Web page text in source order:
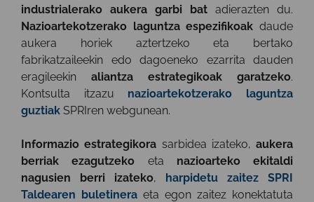
industrialerako aukera garbi bat adierazten du.
Nazioartekotzerako laguntza espezifikoak daude
aukera horiek aztertzeko eta bertako
fabrikatzaileekin edo dagoeneko ezarrita dauden
eragileekin aliantza estrategikoak garatzeko.
Kontsulta itzazu nazioartekotzerako laguntza
guztiak SPRIren webgunean.
Informazio estrategikora sarbidea izateko, aukera
berriak ezagutzeko eta nazioarteko ekitaldi
nagusien berri izateko, harpidetu zaitez SPRI
Taldearen buletinera eta egon zaitez konektatuta